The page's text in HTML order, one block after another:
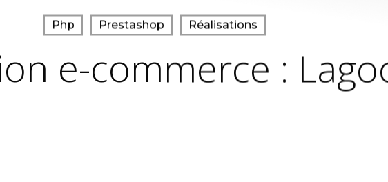
Mises à jour Prestashop
Maintenance Prestashop
Php Prestashop Réalisations
e-commerce :